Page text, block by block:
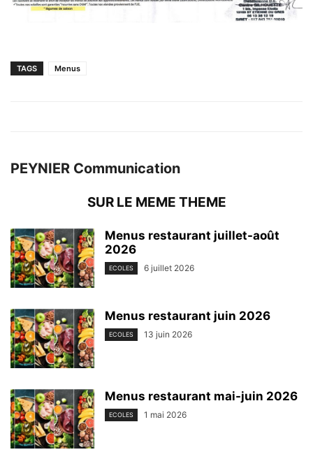
TAGS Menus
PEYNIER Communication
SUR LE MEME THEME
Menus restaurant juillet-août
2026
ECOLES 6 juillet 2026
Menus restaurant juin 2026
ECOLES 13 juin 2026
Menus restaurant mai-juin 2026
ECOLES 1 mai 2026